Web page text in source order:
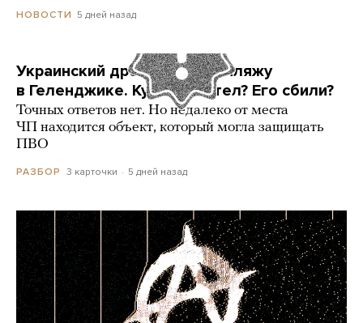
НОВОСТИ 5 дней назад
Украинский дрон попал по пляжу
в Геленджике. Куда он летел? Его сбили?
Точных ответов нет. Но недалеко от места
ЧП находится объект, который могла защищать
ПВО
РАЗБОР 3 карточки 5 дней назад